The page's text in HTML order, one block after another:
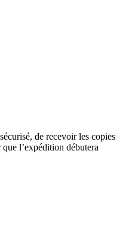
de recevoir les copies
l’expédition débutera